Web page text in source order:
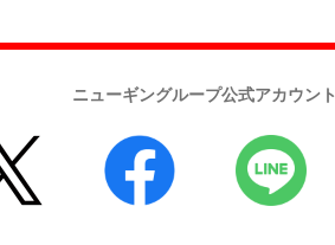
ニューギングループ公式アカウント